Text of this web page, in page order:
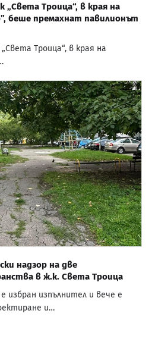
Троица“, в края на
беше премахнат павилионът
Троица“, в края на
надзор на две
в ж.к. Света Троица
избран изпълнител и вече е
и…